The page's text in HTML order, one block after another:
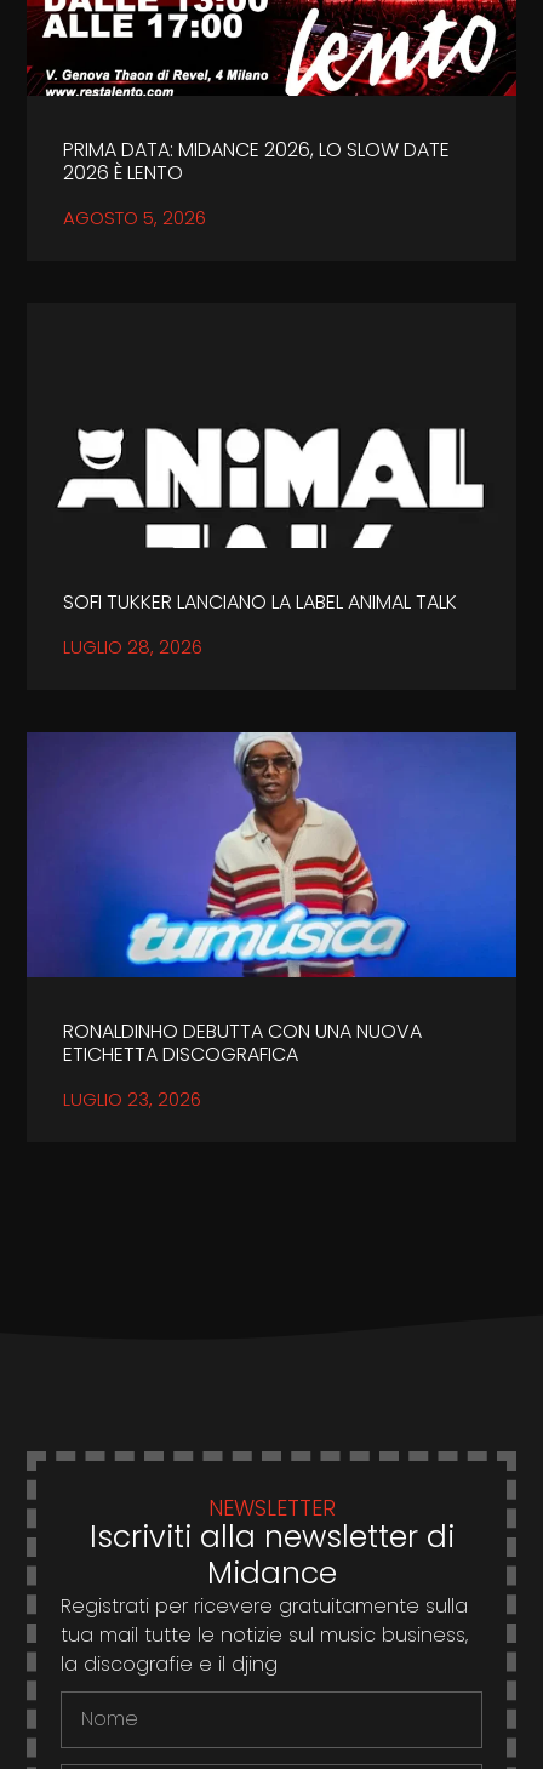
PRIMA DATA: MIDANCE 2026, LO SLOW DATE
2026 È LENTO
AGOSTO 5, 2026
SOFI TUKKER LANCIANO LA LABEL ANIMAL TALK
LUGLIO 28, 2026
RONALDINHO DEBUTTA CON UNA NUOVA
ETICHETTA DISCOGRAFICA
LUGLIO 23, 2026
NEWSLETTER
Iscriviti alla newsletter di
Midance
Registrati per ricevere gratuitamente sulla
tua mail tutte le notizie sul music business,
la discografie e il djing